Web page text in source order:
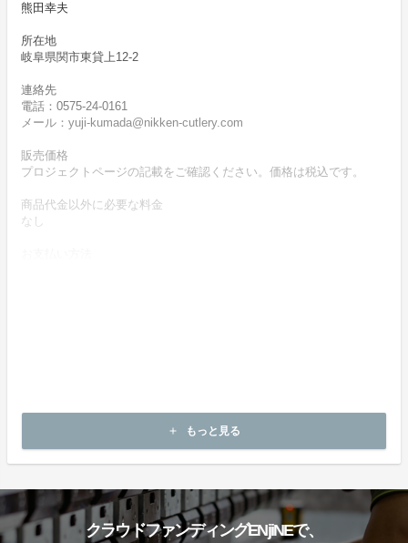
熊田幸夫
所在地
岐阜県関市東貸上12-2
連絡先
電話：0575-24-0161
メール：yuji-kumada@nikken-cutlery.com
販売価格
プロジェクトページの記載をご確認ください。価格は税込です。
商品代金以外に必要な料金
なし
キャンセルの可否と条件
add もっと見る
クラウドファンディングENjiNEで、